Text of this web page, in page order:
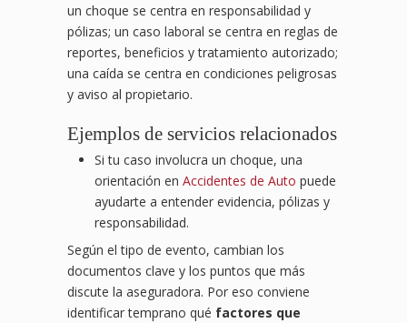
un choque se centra en responsabilidad y
pólizas; un caso laboral se centra en reglas de
reportes, beneficios y tratamiento autorizado;
una caída se centra en condiciones peligrosas
y aviso al propietario.
Ejemplos de servicios relacionados
Si tu caso involucra un choque, una
orientación en Accidentes de Auto puede
ayudarte a entender evidencia, pólizas y
responsabilidad.
Según el tipo de evento, cambian los
documentos clave y los puntos que más
discute la aseguradora. Por eso conviene
identificar temprano qué factores que